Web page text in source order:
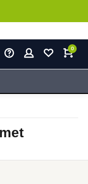
0